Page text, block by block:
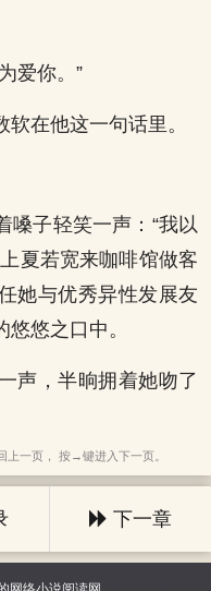
爱你。”
在他这一句话里。
嗓子轻笑一声：“我以
夏若宽来咖啡馆做客
她与优秀异性发展友
悠之口中。
声，半晌拥着她吻了
一页， 按→键进入下一页。
下一章